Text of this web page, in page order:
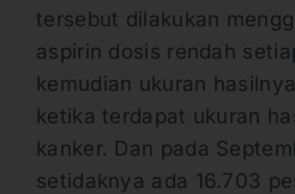
tersebut dilakukan
aspirin dosis rendah
kemudian ukuran
ketika terdapat ukuran
kanker. Dan pada
setidaknya ada 16.703